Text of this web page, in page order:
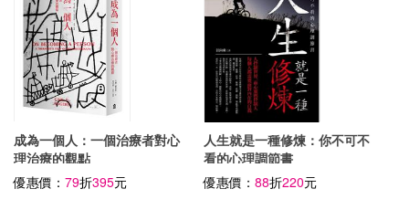
成為一個人：一個治療者對心
理治療的觀點
優惠價： 79折395元
人生就是一種修煉：你不可不
看的心理調節書
優惠價：88折220元